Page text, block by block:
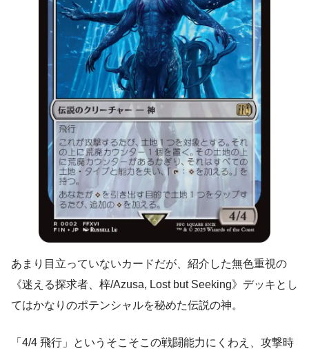
あまり目立っていないカードだが、紹介した無色重視の
《迷える探求者、梓/Azusa, Lost but Seeking》デッキとし
てはかなりのポテンシャルを秘めた伝説の神。
「4/4 飛行」というそこそこの戦闘能力にくわえ、攻撃時